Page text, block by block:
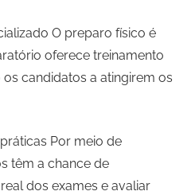
O preparo físico é
oferece treinamento
candidatos a atingirem os
Por meio de
têm a chance de
dos exames e avaliar